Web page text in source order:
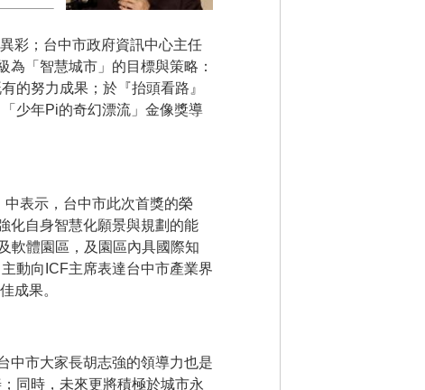
彩；台中市政府資訊中心主任
「智慧城市」的目標與策略：
的努力成果；於『抬頭看路』
少年Pi的奇幻漂流」金像獎導
表示，台中市此次首獎的榮
化自身智慧化願景與規劃的能
軟體園區，及園區內具國際知
動向ICF主席表達台中市產業界
成果。
中市大家長胡志強的領導力也是
同時，未來更將積極於城市永